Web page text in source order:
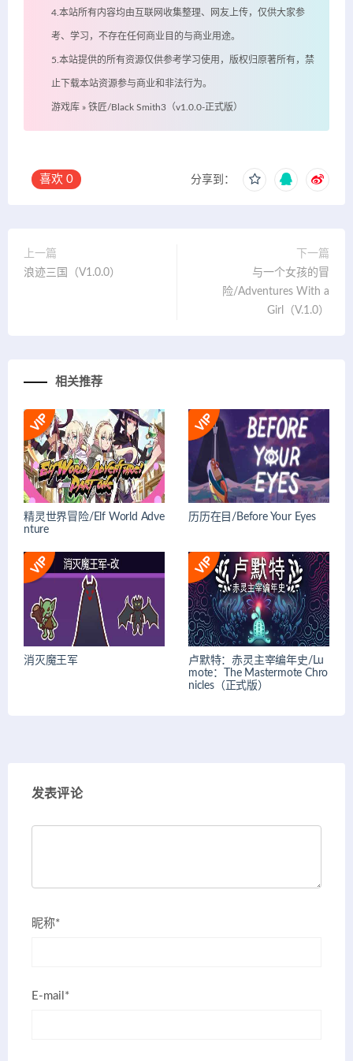
4.本站所有内容均由互联网收集整理、网友上传，仅供大家参
考、学习，不存在任何商业目的与商业用途。
5.本站提供的所有资源仅供参考学习使用，版权归原著所有，禁
止下载本站资源参与商业和非法行为。
游戏库 » 铁匠/Black Smith3（v1.0.0-正式版）
喜欢 0 分享到：
上一篇
浪迹三国（V1.0.0）
下一篇
与一个女孩的冒
险/Adventures With a
Girl（V.1.0）
相关推荐
精灵世界冒险/Elf World Adve
nture
历历在目/Before Your Eyes
消灭魔王军
卢默特：赤灵主宰编年史/Lu
mote：The Mastermote Chro
nicles（正式版）
发表评论
昵称*
E-mail*